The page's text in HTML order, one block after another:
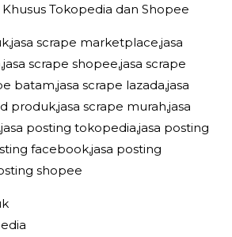
Khusus Tokopedia dan Shopee
scrape marketplace,jasa
scrape shopee,jasa scrape
batam,jasa scrape lazada,jasa
produk,jasa scrape murah,jasa
posting tokopedia,jasa posting
facebook,jasa posting
shopee